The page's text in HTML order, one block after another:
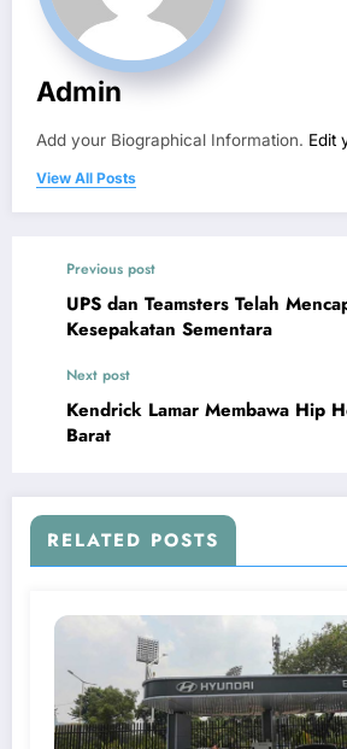
Admin
Add your Biographical Information. Edit
View All Posts
Previous post
UPS dan Teamsters Telah
Kesepakatan Sementara
Next post
Kendrick Lamar Membawa Hip
Barat
RELATED POSTS